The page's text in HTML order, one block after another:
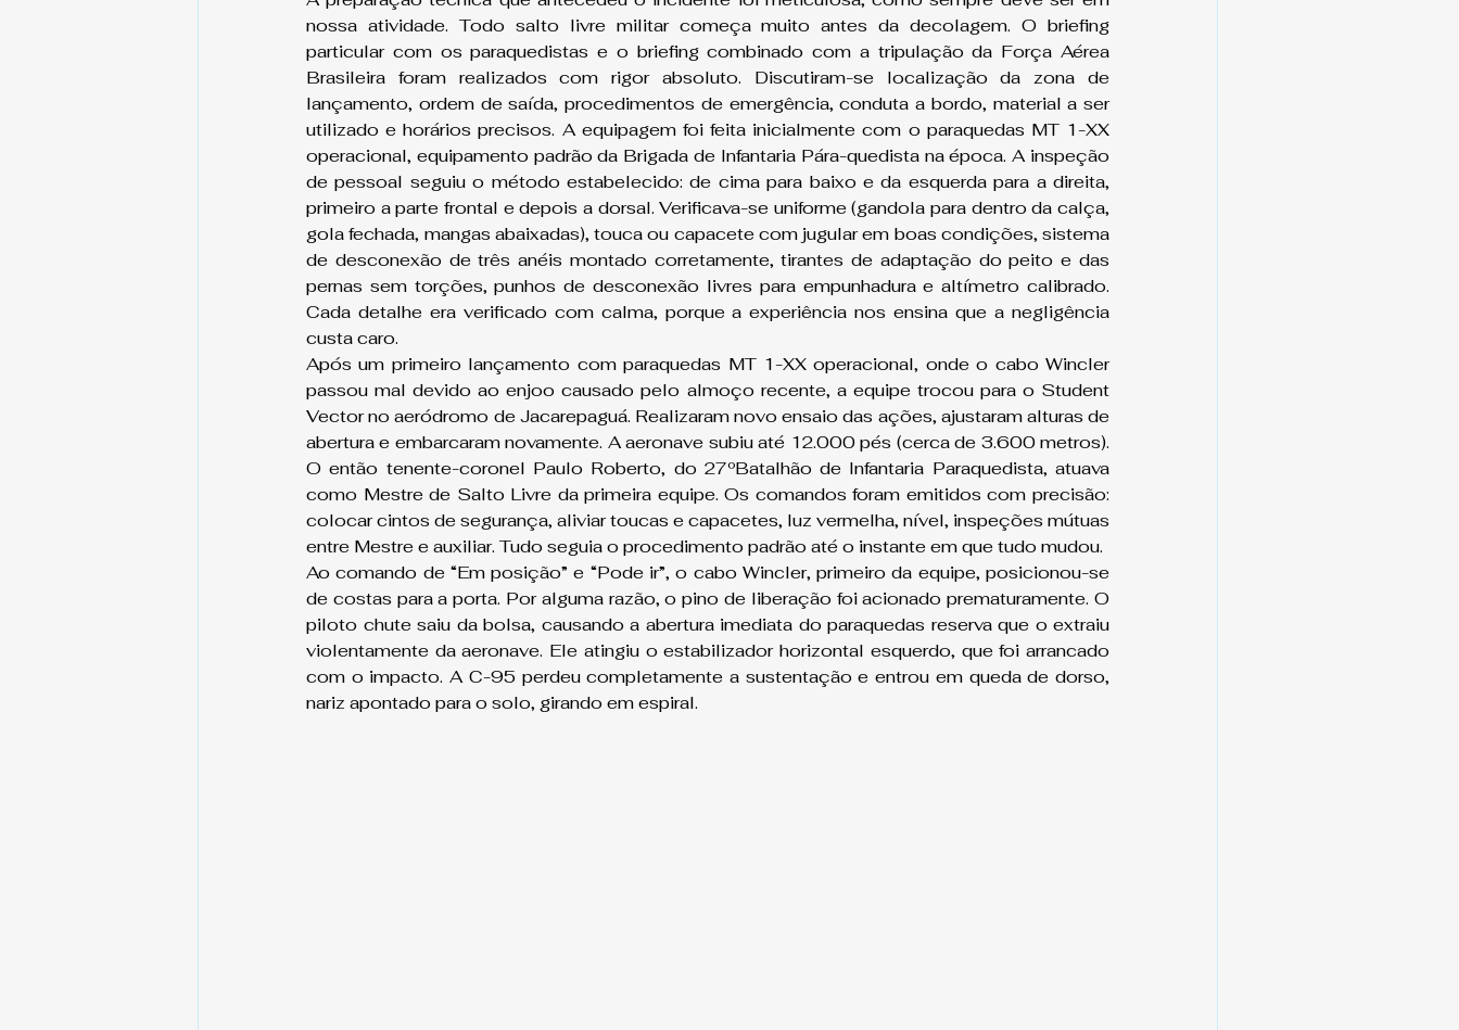
nossa atividade. Todo salto livre militar começa muito antes da decolagem. O briefing
particular com os paraquedistas e o briefing combinado com a tripulação da Força Aérea
Brasileira foram realizados com rigor absoluto. Discutiram-se localização da zona de
lançamento, ordem de saída, procedimentos de emergência, conduta a bordo, material a ser
utilizado e horários precisos. A equipagem foi feita inicialmente com o paraquedas MT 1-XX
operacional, equipamento padrão da Brigada de Infantaria Pára-quedista na época. A inspeção
de pessoal seguiu o método estabelecido: de cima para baixo e da esquerda para a direita,
primeiro a parte frontal e depois a dorsal. Verificava-se uniforme (gandola para dentro da calça,
gola fechada, mangas abaixadas), touca ou capacete com jugular em boas condições, sistema
de desconexão de três anéis montado corretamente, tirantes de adaptação do peito e das
pernas sem torções, punhos de desconexão livres para empunhadura e altímetro calibrado.
Cada detalhe era verificado com calma, porque a experiência nos ensina que a negligência
custa caro.
Após um primeiro lançamento com paraquedas MT 1-XX operacional, onde o cabo Wincler
passou mal devido ao enjoo causado pelo almoço recente, a equipe trocou para o Student
Vector no aeródromo de Jacarepaguá. Realizaram novo ensaio das ações, ajustaram alturas de
abertura e embarcaram novamente. A aeronave subiu até 12.000 pés (cerca de 3.600 metros).
O então tenente-coronel Paulo Roberto, do 27ºBatalhão de Infantaria Paraquedista, atuava
como Mestre de Salto Livre da primeira equipe. Os comandos foram emitidos com precisão:
colocar cintos de segurança, aliviar toucas e capacetes, luz vermelha, nível, inspeções mútuas
entre Mestre e auxiliar. Tudo seguia o procedimento padrão até o instante em que tudo mudou.
Ao comando de “Em posição” e “Pode ir”, o cabo Wincler, primeiro da equipe, posicionou-se
de costas para a porta. Por alguma razão, o pino de liberação foi acionado prematuramente. O
piloto chute saiu da bolsa, causando a abertura imediata do paraquedas reserva que o extraiu
violentamente da aeronave. Ele atingiu o estabilizador horizontal esquerdo, que foi arrancado
com o impacto. A C-95 perdeu completamente a sustentação e entrou em queda de dorso,
nariz apontado para o solo, girando em espiral.